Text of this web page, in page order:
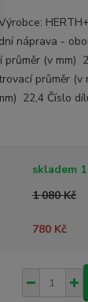
náprava -
průměr (v mm)
průměr
22,4 Číslo
skladem
1 080 Kč
780 Kč